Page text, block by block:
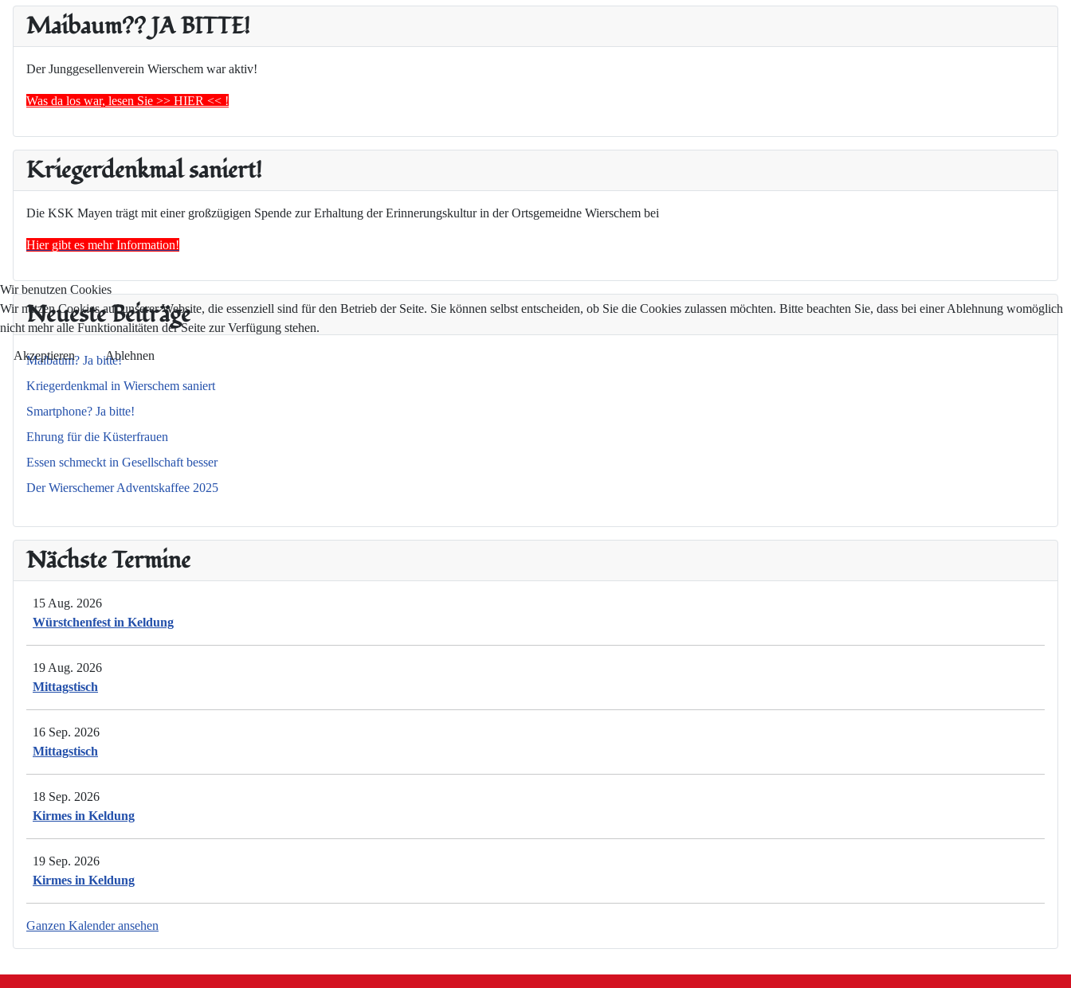
Maibaum?? JA BITTE!
Der Junggesellenverein Wierschem war aktiv!
Was da los war, lesen Sie >> HIER << !
Kriegerdenkmal saniert!
Die KSK Mayen trägt mit einer großzügigen Spende zur Erhaltung der Erinnerungskultur in der Ortsgemeidne Wierschem bei
Hier gibt es mehr Information!
Neueste Beiträge
Maibaum? Ja bitte!
Kriegerdenkmal in Wierschem saniert
Smartphone? Ja bitte!
Ehrung für die Küsterfrauen
Essen schmeckt in Gesellschaft besser
Der Wierschemer Adventskaffee 2025
Nächste Termine
15 Aug. 2026
Würstchenfest in Keldung
19 Aug. 2026
Mittagstisch
16 Sep. 2026
Mittagstisch
18 Sep. 2026
Kirmes in Keldung
19 Sep. 2026
Kirmes in Keldung
Ganzen Kalender ansehen
Wir benutzen Cookies
Wir nutzen Cookies auf unserer Website, die essenziell sind für den Betrieb der Seite. Sie können selbst entscheiden, ob Sie die Cookies zulassen möchten. Bitte beachten Sie, dass bei einer Ablehnung womöglich
nicht mehr alle Funktionalitäten der Seite zur Verfügung stehen.
Akzeptieren Ablehnen